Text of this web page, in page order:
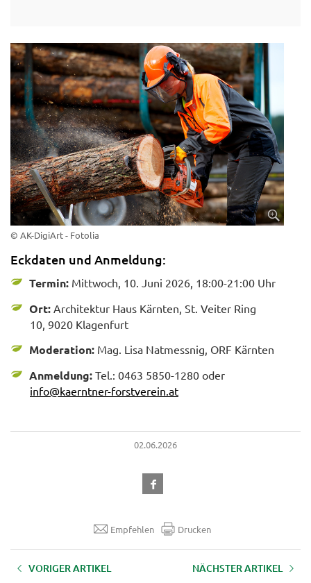
© AK-DigiArt - Fotolia
Eckdaten und Anmeldung:
Termin: Mittwoch, 10. Juni 2026, 18:00-21:00 Uhr
Ort: Architektur Haus Kärnten, St. Veiter Ring
10, 9020 Klagenfurt
Moderation: Mag. Lisa Natmessnig, ORF Kärnten
Anmeldung: Tel.: 0463 5850-1280 oder
info@kaerntner-forstverein.at
02.06.2026
Empfehlen Drucken
VORIGER ARTIKEL NÄCHSTER ARTIKEL